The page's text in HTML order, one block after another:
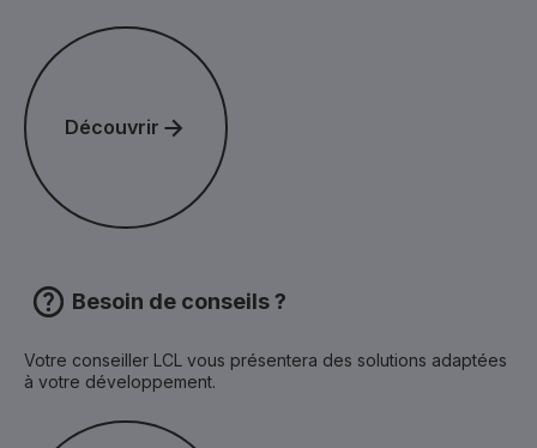
Découvrir
Découvrir
Besoin de conseils ?
Votre conseiller LCL vous présentera des solutions adaptées
à votre développement.
Découvrir